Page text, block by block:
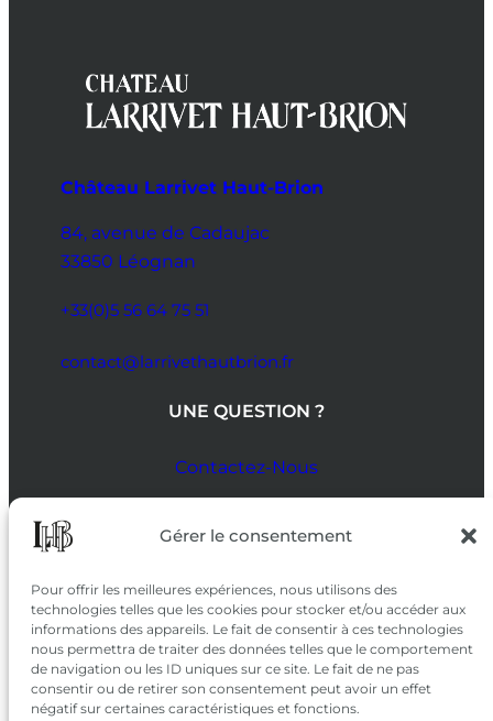
Gérer le consentement
Pour offrir les meilleures expériences, nous utilisons des
technologies telles que les cookies pour stocker et/ou accéder aux
informations des appareils. Le fait de consentir à ces technologies
nous permettra de traiter des données telles que le comportement
de navigation ou les ID uniques sur ce site. Le fait de ne pas
consentir ou de retirer son consentement peut avoir un effet
négatif sur certaines caractéristiques et fonctions.
Château Larrivet Haut-Brion
84, avenue de Cadaujac
33850 Léognan
+33(0)5 56 64 75 51
contact@larrivethautbrion.fr
UNE QUESTION ?
Contactez-Nous
SUIVEZ-NOUS
SUR LES RÉSEAUX